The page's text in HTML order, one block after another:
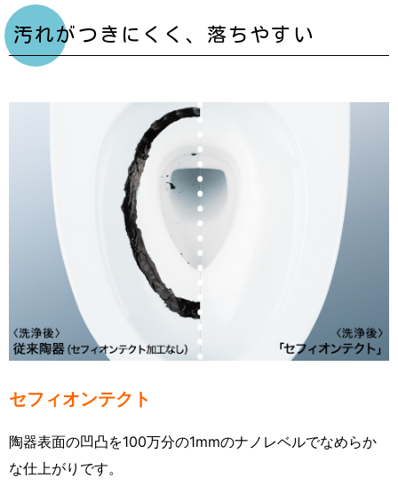
汚れがつきにくく、落ちやすい
セフィオンテクト
陶器表面の凹凸を100万分の1mmのナノレベルでなめらか
な仕上がりです。